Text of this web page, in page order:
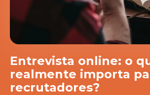
Entrevista online: o
realmente importa
recrutadores?